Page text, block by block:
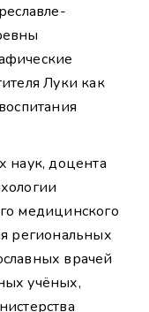
Луки как
наук, доцента
медицинского
региональных
врачей
учёных,